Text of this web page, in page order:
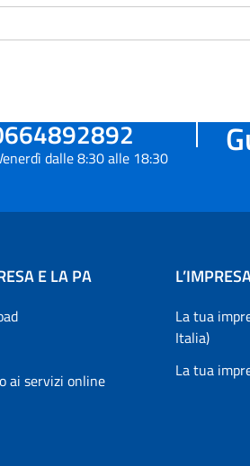
dalle 8:30 alle 18:30
E LA PA
ai servizi online
La tua
Italia)
La tua